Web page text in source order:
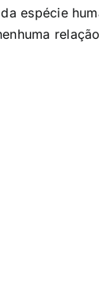
espécie